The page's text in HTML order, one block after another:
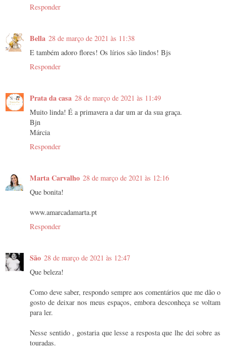
Responder
Bella 28 de março de 2021 às 11:38
E também adoro flores! Os lírios são lindos! Bjs
Responder
Prata da casa 28 de março de 2021 às 11:49
Muito linda! É a primavera a dar um ar da sua graça.
Bjn
Márcia
Responder
Marta Carvalho 28 de março de 2021 às 12:16
Que bonita!
www.amarcadamarta.pt
Responder
São 28 de março de 2021 às 12:47
Que beleza!
Como deve saber, respondo sempre aos comentários que me dão o
gosto de deixar nos meus espaços, embora desconheça se voltam
para ler.
Nesse sentido , gostaria que lesse a resposta que lhe dei sobre as
touradas.